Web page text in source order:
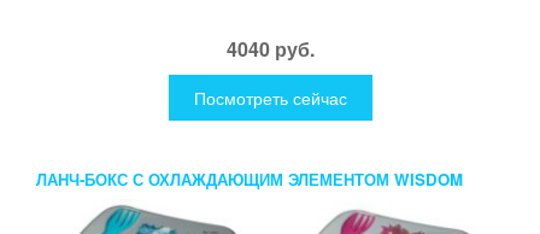
4040 руб.
Посмотреть сейчас
ЛАНЧ-БОКС С ОХЛАЖДАЮЩИМ ЭЛЕМЕНТОМ WISDOM
N’ICE BOX